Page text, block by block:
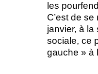
les
C’est de
janvier, à
sociale, ce
gauche » à